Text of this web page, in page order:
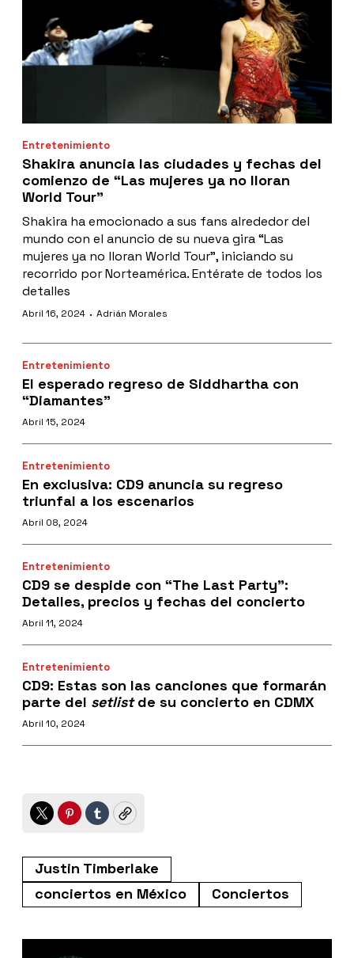
Entretenimiento
Shakira anuncia las ciudades y fechas del
comienzo de “Las mujeres ya no lloran
World Tour”
Shakira ha emocionado a sus fans alrededor del
mundo con el anuncio de su nueva gira “Las
mujeres ya no lloran World Tour”, iniciando su
recorrido por Norteamérica. Entérate de todos los
detalles
Abril 16, 2024 · Adrián Morales
Entretenimiento
El esperado regreso de Siddhartha con
“Diamantes”
Abril 15, 2024
Entretenimiento
En exclusiva: CD9 anuncia su regreso
triunfal a los escenarios
Abril 08, 2024
Entretenimiento
CD9 se despide con “The Last Party":
Detalles, precios y fechas del concierto
Abril 11, 2024
Entretenimiento
CD9: Estas son las canciones que formarán
parte del setlistde su concierto en CDMX
Abril 10, 2024
TwitterPinterest
TumblrCopy
Justin Timberlake
conciertos en México
Conciertos